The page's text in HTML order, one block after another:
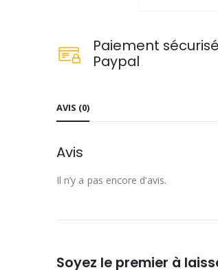
Paiement
Paypal
AVIS (0)
Avis
Il n’y a pas encore d’avis.
Soyez le premier à